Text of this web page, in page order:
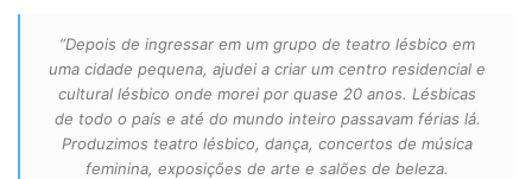
“Depois de ingressar em um grupo de teatro lésbico em
uma cidade pequena, ajudei a criar um centro residencial e
cultural lésbico onde morei por quase 20 anos. Lésbicas
de todo o país e até do mundo inteiro passavam férias lá.
Produzimos teatro lésbico, dança, concertos de música
feminina, exposições de arte e salões de beleza.